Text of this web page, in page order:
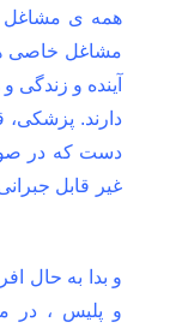
همه ی مشاغل
مشاغل خاصی
آینده و
دارند. پزشکی،
دست که در
غیر قابل
و بدا به حال
و پلیس ، در